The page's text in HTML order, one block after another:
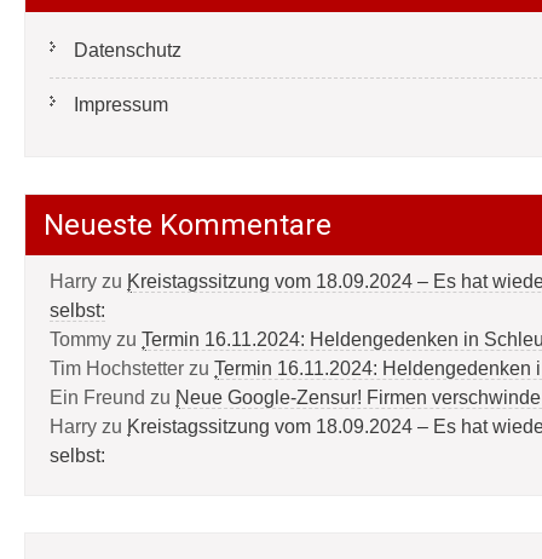
Datenschutz
Impressum
Neueste Kommentare
Harry zu Kreistagssitzung vom 18.09.2024 – Es hat
selbst:
Tommy zu Termin 16.11.2024: Heldengedenken in
Tim Hochstetter zu Termin 16.11.2024: Heldengedenken
Ein Freund zu Neue Google-Zensur! Firmen
Harry zu Kreistagssitzung vom 18.09.2024 – Es hat
selbst: